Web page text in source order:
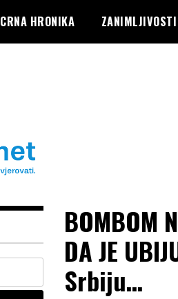
CRNA HRONIKA ZANIMLJIVOSTI
BOMBOM
DA JE
Srbiju…